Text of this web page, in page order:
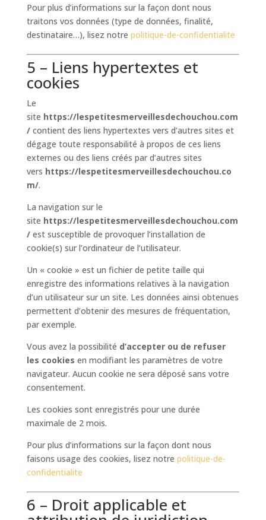
Pour plus d’informations sur la façon dont nous
traitons vos données (type de données, finalité,
destinataire…), lisez notre politique-de-confidentialite
5 – Liens hypertextes et
cookies
Le
site https://lespetitesmerveillesdechouchou.com
/ contient des liens hypertextes vers d’autres sites et
dégage toute responsabilité à propos de ces liens
externes ou des liens créés par d’autres sites
vers https://lespetitesmerveillesdechouchou.co
m/.
La navigation sur le
site https://lespetitesmerveillesdechouchou.com
/ est susceptible de provoquer l’installation de
cookie(s) sur l’ordinateur de l’utilisateur.
Un « cookie » est un fichier de petite taille qui
enregistre des informations relatives à la navigation
d’un utilisateur sur un site. Les données ainsi obtenues
permettent d’obtenir des mesures de fréquentation,
par exemple.
Vous avez la possibilité d’accepter ou de refuser
les cookies en modifiant les paramètres de votre
navigateur. Aucun cookie ne sera déposé sans votre
consentement.
Les cookies sont enregistrés pour une durée
maximale de 2 mois.
Pour plus d’informations sur la façon dont nous
faisons usage des cookies, lisez notre politique-de-
confidentialite
6 – Droit applicable et